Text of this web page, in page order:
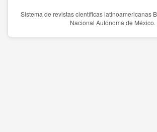
Sistema de revistas científicas latinoamericanas
Nacional Autónoma de México.